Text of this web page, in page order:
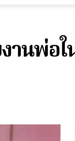
นพ่อใ